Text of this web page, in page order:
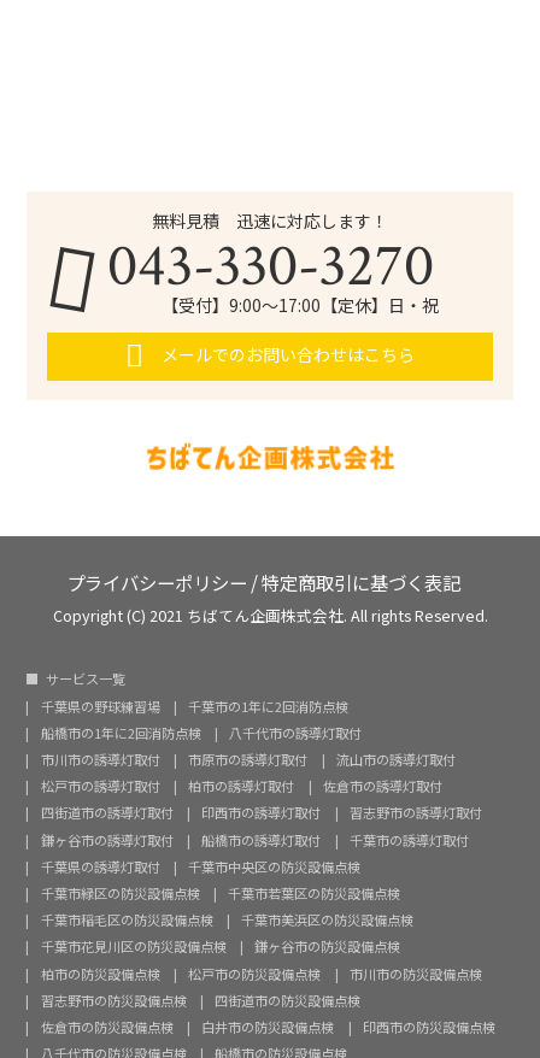
無料見積 迅速に対応します！
043-330-3270
【受付】9:00～17:00【定休】日・祝
メールでのお問い合わせはこちら
プライバシーポリシー /特定商取引に基づく表記
Copyright (C) 2021 ちばてん企画株式会社. All rights Reserved.
サービス一覧
千葉県の野球練習場
千葉市の1年に2回消防点検
船橋市の1年に2回消防点検
八千代市の誘導灯取付
市川市の誘導灯取付
市原市の誘導灯取付
流山市の誘導灯取付
松戸市の誘導灯取付
柏市の誘導灯取付
佐倉市の誘導灯取付
四街道市の誘導灯取付
印西市の誘導灯取付
習志野市の誘導灯取付
鎌ヶ谷市の誘導灯取付
船橋市の誘導灯取付
千葉市の誘導灯取付
千葉県の誘導灯取付
千葉市中央区の防災設備点検
千葉市緑区の防災設備点検
千葉市若葉区の防災設備点検
千葉市稲毛区の防災設備点検
千葉市美浜区の防災設備点検
千葉市花見川区の防災設備点検
鎌ヶ谷市の防災設備点検
柏市の防災設備点検
松戸市の防災設備点検
市川市の防災設備点検
習志野市の防災設備点検
四街道市の防災設備点検
佐倉市の防災設備点検
白井市の防災設備点検
印西市の防災設備点検
八千代市の防災設備点検
船橋市の防災設備点検